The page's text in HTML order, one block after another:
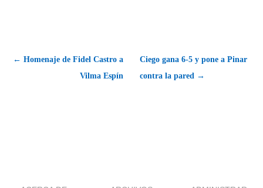
← Homenaje de Fidel Castro a
Vilma Espín
Ciego gana 6-5 y pone a Pinar
contra la pared →